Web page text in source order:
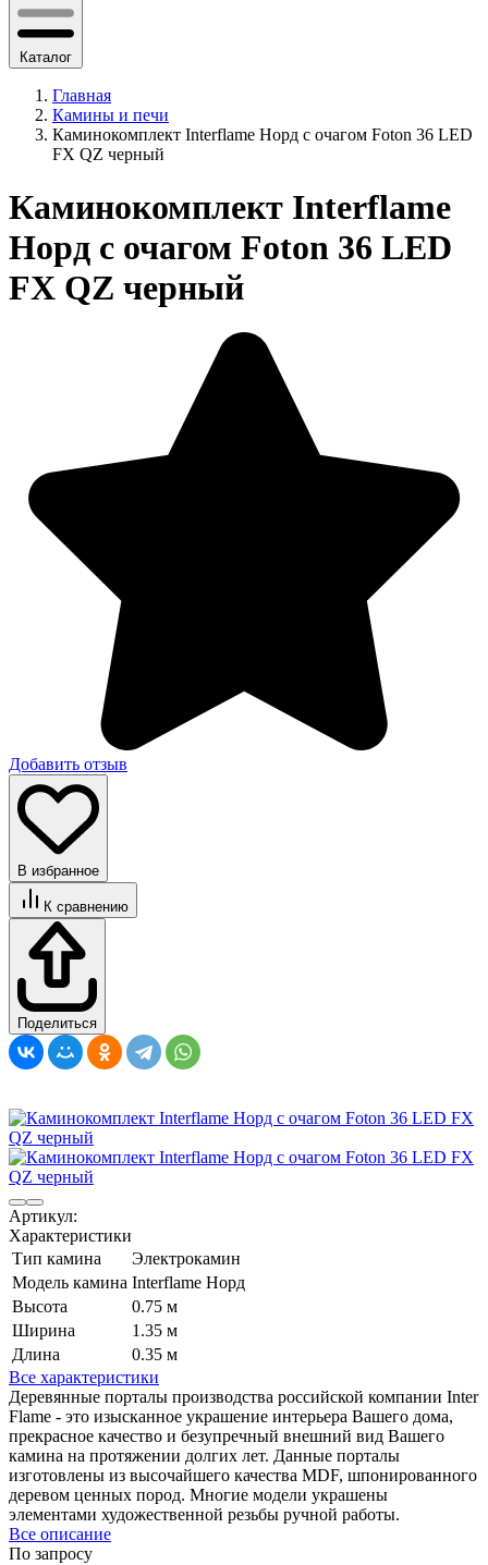
Каталог
Главная
Камины и печи
Каминокомплект Interflame Норд с очагом Foton 36 LED
FX QZ черный
Каминокомплект Interflame
Норд с очагом Foton 36 LED
FX QZ черный
Добавить отзыв
В избранное
К сравнению
Поделиться
Артикул:
Характеристики
Тип камина
Электрокамин
Модель камина Interflame Норд
Высота
0.75 м
Ширина
1.35 м
Длина
0.35 м
Все характеристики
Деревянные порталы производства российской компании Inter
Flame - это изысканное украшение интерьера Вашего дома,
прекрасное качество и безупречный внешний вид Вашего
камина на протяжении долгих лет. Данные порталы
изготовлены из высочайшего качества MDF, шпонированного
деревом ценных пород. Многие модели украшены
элементами художественной резьбы ручной работы.
Все описание
По запросу